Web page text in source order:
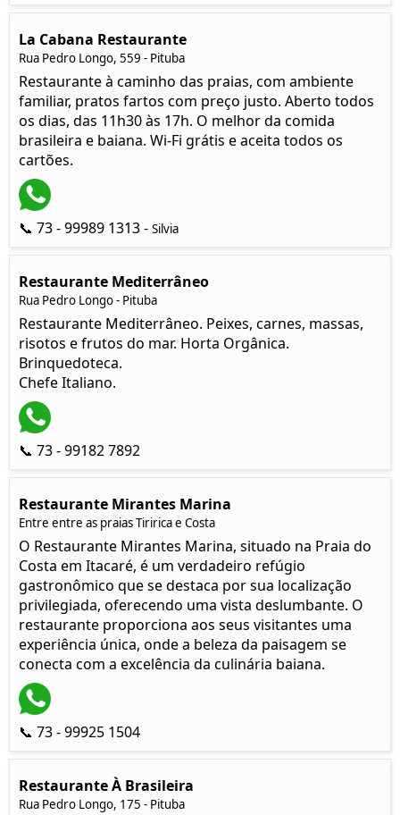
La Cabana Restaurante
Rua Pedro Longo, 559 - Pituba
Restaurante à caminho das praias, com ambiente
familiar, pratos fartos com preço justo. Aberto todos
os dias, das 11h30 às 17h. O melhor da comida
brasileira e baiana. Wi-Fi grátis e aceita todos os
cartões.
📞 73 - 99989 1313 - Silvia
Restaurante Mediterrâneo
Rua Pedro Longo - Pituba
Restaurante Mediterrâneo. Peixes, carnes, massas,
risotos e frutos do mar. Horta Orgânica.
Brinquedoteca.
Chefe Italiano.
📞 73 - 99182 7892
Restaurante Mirantes Marina
Entre entre as praias Tiririca e Costa
O Restaurante Mirantes Marina, situado na Praia do
Costa em Itacaré, é um verdadeiro refúgio
gastronômico que se destaca por sua localização
privilegiada, oferecendo uma vista deslumbante. O
restaurante proporciona aos seus visitantes uma
experiência única, onde a beleza da paisagem se
conecta com a excelência da culinária baiana.
📞 73 - 99925 1504
Restaurante À Brasileira
Rua Pedro Longo, 175 - Pituba